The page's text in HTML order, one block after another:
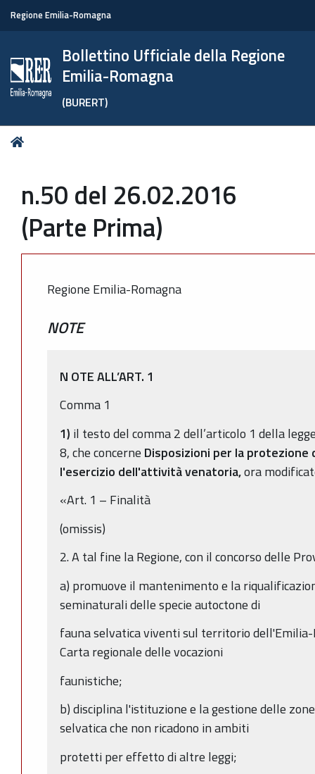
Regione Emilia-Romagna
Bollettino Ufficiale della Regione
Emilia-Romagna
(BURERT)
Tu
n.50 del 26.02.2016
(Parte Prima)
Regione Emilia-Romagna
NOTE
N OTE ALL’ART. 1
Comma 1
1) il testo del comma 2 dell’articolo 1 della
8, che concerne Disposizioni per la protezione
l'esercizio dell'attività venatoria,ora
«Art. 1 – Finalità
(omissis)
2. A tal fine la Regione, con il concorso delle
a) promuove il mantenimento e la
seminaturali delle specie autoctone di
fauna selvatica viventi sul territorio
Carta regionale delle vocazioni
faunistiche;
b) disciplina l'istituzione e la gestione delle
selvatica che non ricadono in ambiti
protetti per effetto di altre leggi;